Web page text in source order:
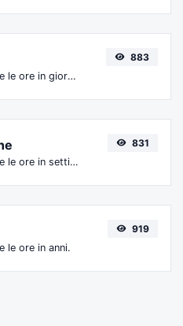
Converti facilmente le ore in giorni.
883
Converti facilmente le ore in settimane.
831
le ore in anni.
919